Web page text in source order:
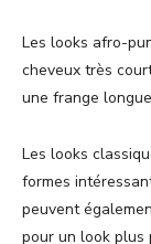
Les looks afro-
cheveux très
une frange
Les looks
formes
peuvent
pour un look plus